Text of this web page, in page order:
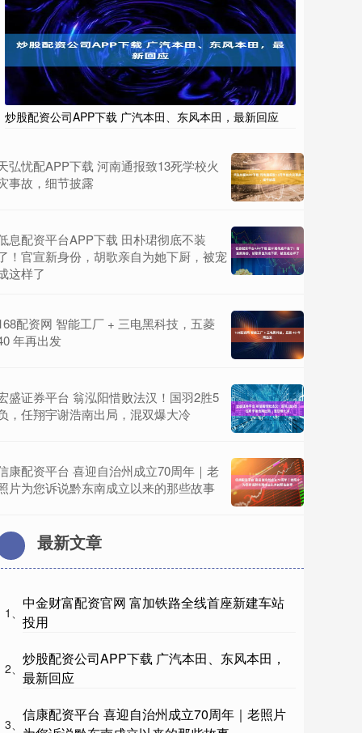
炒股配资公司APP下载 广汽本田、东风本田，最新回应
弘忧配APP下载 河南通报致13死学校火
事故，细节披露
息配资平台APP下载 田朴珺彻底不装
！官宣新身份，胡歌亲自为她下厨，被宠
这样了
配资网 智能工厂 + 三电黑科技，五菱
年再出发
盛证券平台 翁泓阳惜败法汉！国羽2胜5
，任翔宇谢浩南出局，混双爆大冷
康配资平台 喜迎自治州成立70周年｜老
片为您诉说黔东南成立以来的那些故事
最新文章
1、
中金财富配资官网 富加铁路全线首座新建车站
投用
2、
炒股配资公司APP下载 广汽本田、东风本田，
最新回应
3、
信康配资平台 喜迎自治州成立70周年｜老照片